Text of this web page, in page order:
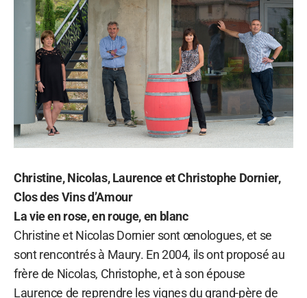
Christine, Nicolas, Laurence et Christophe Dornier,
Clos des Vins d’Amour
La vie en rose, en rouge, en blanc
Christine et Nicolas Dornier sont œnologues, et se
sont rencontrés à Maury. En 2004, ils ont proposé au
frère de Nicolas, Christophe, et à son épouse
Laurence de reprendre les vignes du grand-père de